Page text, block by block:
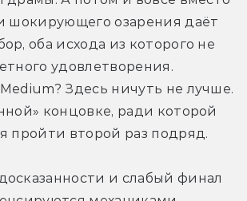
шокирующего озарения даёт
оба исхода из которого не
удовлетворения.
Здесь ничуть не лучше.
концовке, ради которой
пройти второй раз подряд.
и слабый финал